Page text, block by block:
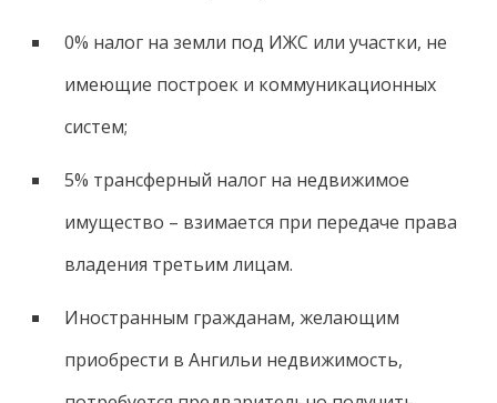
0% налог на земли под ИЖС или участки, не
имеющие построек и коммуникационных
систем;
5% трансферный налог на недвижимое
имущество – взимается при передаче права
владения третьим лицам.
Иностранным гражданам, желающим
приобрести в Ангильи недвижимость,